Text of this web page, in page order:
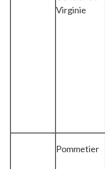
Virginie
Pommetier